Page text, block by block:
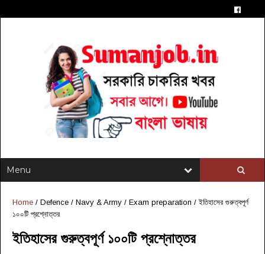
Home / Defence / Navy & Army / Exam preparation /ইতিহাসের গুরুত্বপূর্ণ
১০০টি প্রশ্নোত্তর
ইতিহাসের গুরুত্বপূর্ণ ১০০টি প্রশ্নোত্তর